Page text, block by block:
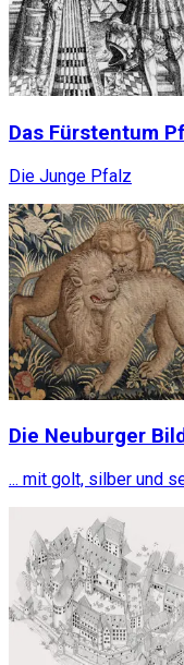
Das Fürstentum
Die Junge Pfalz
Die Neuburger
... mit golt, silber und